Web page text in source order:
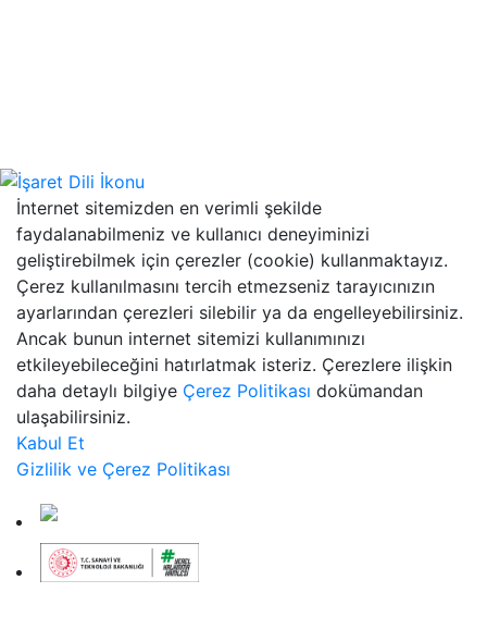
İnternet sitemizden en verimli şekilde
faydalanabilmeniz ve kullanıcı deneyiminizi
geliştirebilmek için çerezler (cookie) kullanmaktayız.
Çerez kullanılmasını tercih etmezseniz tarayıcınızın
ayarlarından çerezleri silebilir ya da engelleyebilirsiniz.
Ancak bunun internet sitemizi kullanımınızı
etkileyebileceğini hatırlatmak isteriz. Çerezlere ilişkin
daha detaylı bilgiye Çerez Politikası dokümandan
ulaşabilirsiniz.
Kabul Et
Gizlilik ve Çerez Politikası